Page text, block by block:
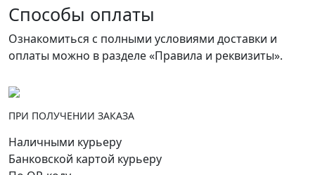
Способы оплаты
Ознакомиться с полными условиями доставки и
оплаты можно в разделе «Правила и реквизиты».
ПРИ ПОЛУЧЕНИИ ЗАКАЗА
Наличными курьеру
Банковской картой курьеру